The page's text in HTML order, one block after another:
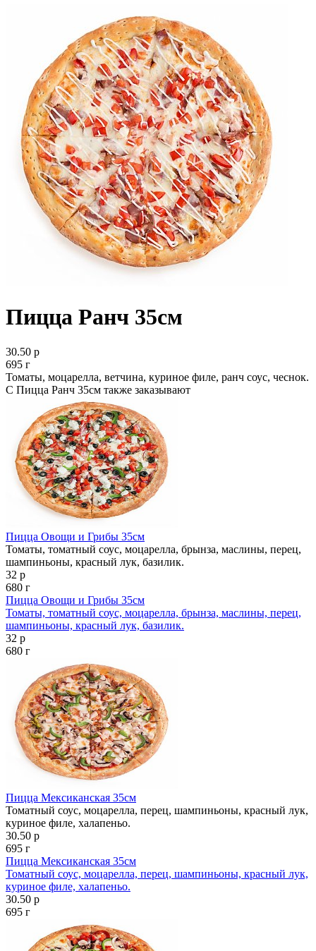
Пицца Ранч 35см
30.50 р
695 г
Томаты, моцарелла, ветчина, куриное филе, ранч соус, чеснок.
С Пицца Ранч 35см также заказывают
Пицца Овощи и Грибы 35см
Томаты, томатный соус, моцарелла, брынза, маслины, перец,
шампиньоны, красный лук, базилик.
32 р
680 г
Пицца Овощи и Грибы 35см
Томаты, томатный соус, моцарелла, брынза, маслины, перец,
шампиньоны, красный лук, базилик.
32 р
680 г
Пицца Мексиканская 35см
Томатный соус, моцарелла, перец, шампиньоны, красный лук,
куриное филе, халапеньо.
30.50 р
695 г
Пицца Мексиканская 35см
Томатный соус, моцарелла, перец, шампиньоны, красный лук,
куриное филе, халапеньо.
30.50 р
695 г